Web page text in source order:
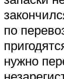
по
нужно